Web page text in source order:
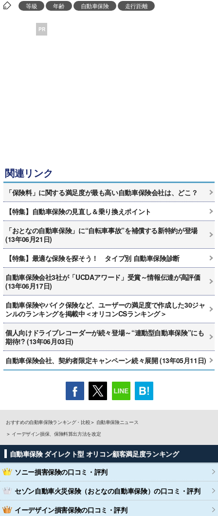
等級 年齢 自動車保険 走行距離
PR
関連リンク
「保険料」に関する満足度が最も高い自動車保険会社は、どこ？
【特集】自動車保険の見直し＆乗り換えポイント
「おとなの自動車保険」に“自転車事故”を補償する新特約が登場
(13年06月21日)
【特集】最適な保険を探そう！ タイプ別 自動車保険診断
自動車保険会社3社が「UCDAアワード」受賞～情報伝達が高評価
(13年06月17日)
自動車保険やバイク保険など、ユーザーの満足度で作成した30ジャ
ンルのランキングを掲載中＜オリコンCSランキング＞
個人向けドライブレコーダーが続々登場～“連動型自動車保険”にも
期待!? (13年06月03日)
自動車保険会社、契約者限定キャンペーン続々展開 (13年05月11日)
おすすめの自動車保険ランキング・比較
自動車保険ニュース
イーデザイン損保、保険料算出方法を改定
自動車保険 ダイレクト型 オリコン顧客満足度ランキング
ソニー損害保険の口コミ・評判
セゾン自動車火災保険（おとなの自動車保険）の口コミ・評判
イーデザイン損害保険の口コミ・評判